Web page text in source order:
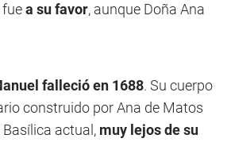
fuea su favor, aunque Doña Ana
falleció en 1688. Su cuerpo
construido por Ana de Matos
Basílica actual, muy lejos de su